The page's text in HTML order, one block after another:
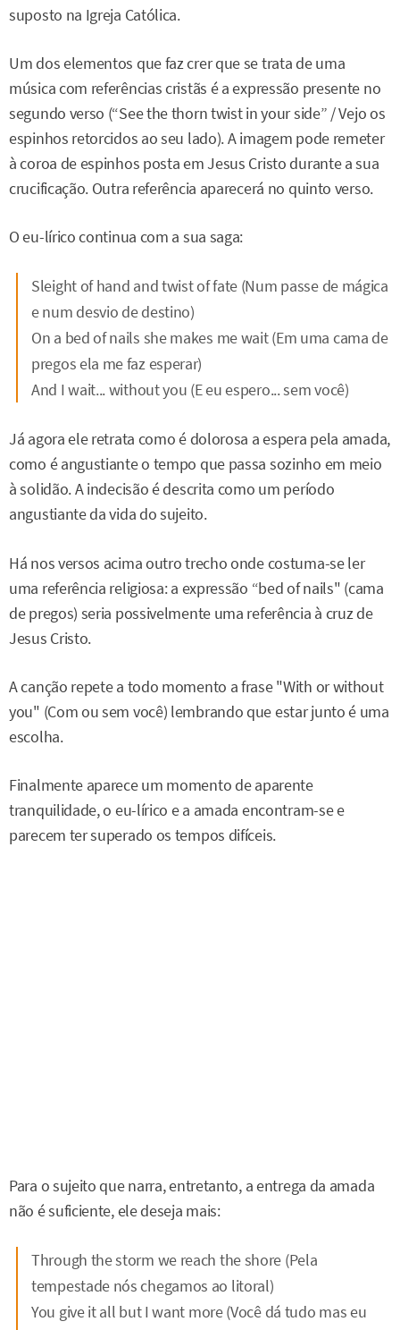
suposto na Igreja Católica.
Um dos elementos que faz crer que se trata de uma
música com referências cristãs é a expressão presente no
segundo verso (“See the thorn twist in your side” / Vejo os
espinhos retorcidos ao seu lado). A imagem pode remeter
à coroa de espinhos posta em Jesus Cristo durante a sua
crucificação. Outra referência aparecerá no quinto verso.
O eu-lírico continua com a sua saga:
Sleight of hand and twist of fate (Num passe de mágica
e num desvio de destino)
On a bed of nails she makes me wait (Em uma cama de
pregos ela me faz esperar)
And I wait... without you (E eu espero... sem você)
Já agora ele retrata como é dolorosa a espera pela amada,
como é angustiante o tempo que passa sozinho em meio
à solidão. A indecisão é descrita como um período
angustiante da vida do sujeito.
Há nos versos acima outro trecho onde costuma-se ler
uma referência religiosa: a expressão “bed of nails" (cama
de pregos) seria possivelmente uma referência à cruz de
Jesus Cristo.
A canção repete a todo momento a frase "With or without
you" (Com ou sem você) lembrando que estar junto é uma
escolha.
Finalmente aparece um momento de aparente
tranquilidade, o eu-lírico e a amada encontram-se e
parecem ter superado os tempos difíceis.
Para o sujeito que narra, entretanto, a entrega da amada
não é suficiente, ele deseja mais:
Through the storm we reach the shore (Pela
tempestade nós chegamos ao litoral)
You give it all but I want more (Você dá tudo mas eu